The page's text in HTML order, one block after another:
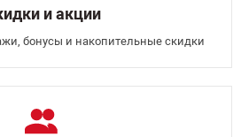
и акции
бонусы и накопительные скидки